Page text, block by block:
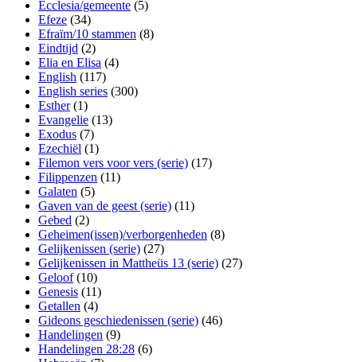
Ecclesia/gemeente (5)
Efeze (34)
Efraïm/10 stammen (8)
Eindtijd (2)
Elia en Elisa (4)
English (117)
English series (300)
Esther(1)
Evangelie (13)
Exodus (7)
Ezechiël (1)
Filemon vers voor vers (serie) (17)
Filippenzen (11)
Galaten (5)
Gaven van de geest (serie) (11)
Gebed (2)
Geheimen(issen)/verborgenheden (8)
Gelijkenissen (serie) (27)
Gelijkenissen in Mattheüs 13 (serie) (27)
Geloof(10)
Genesis (11)
Getallen (4)
Gideons geschiedenissen (serie) (46)
Handelingen (9)
Handelingen 28:28 (6)